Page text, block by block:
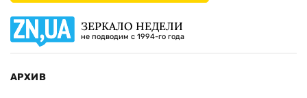
ЗЕРКАЛО НЕДЕЛИ
не подводим с 1994-го года
АРХИВ